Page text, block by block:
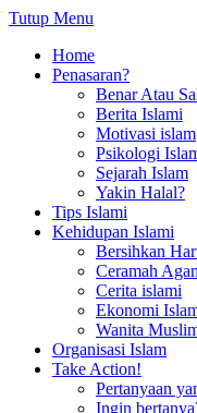
Tutup Menu
Home
Penasaran?
Benar Atau
Berita Islami
Motivasi islam
Psikologi
Sejarah Islam
Yakin Halal?
Tips Islami
Kehidupan Islami
Bersihkan
Ceramah
Cerita islami
Ekonomi
Wanita
Organisasi Islam
Take Action!
Pertanyaan
Ingin